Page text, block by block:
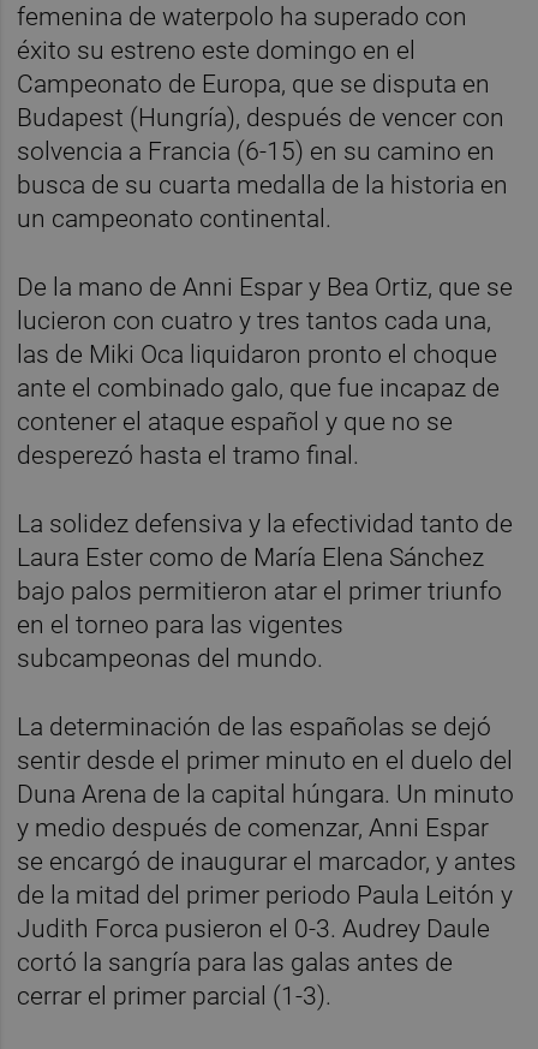
femenina de waterpolo ha superado con
éxito su estreno este domingo en el
Campeonato de Europa, que se disputa en
Budapest (Hungría), después de vencer con
solvencia a Francia (6-15) en su camino en
busca de su cuarta medalla de la historia en
un campeonato continental.
De la mano de Anni Espar y Bea Ortiz, que se
lucieron con cuatro y tres tantos cada una,
las de Miki Oca liquidaron pronto el choque
ante el combinado galo, que fue incapaz de
contener el ataque español y que no se
desperezó hasta el tramo final.
La solidez defensiva y la efectividad tanto de
Laura Ester como de María Elena Sánchez
bajo palos permitieron atar el primer triunfo
en el torneo para las vigentes
subcampeonas del mundo.
La determinación de las españolas se dejó
sentir desde el primer minuto en el duelo del
Duna Arena de la capital húngara. Un minuto
y medio después de comenzar, Anni Espar
se encargó de inaugurar el marcador, y antes
de la mitad del primer periodo Paula Leitón y
Judith Forca pusieron el 0-3. Audrey Daule
cortó la sangría para las galas antes de
cerrar el primer parcial (1-3).